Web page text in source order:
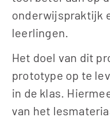
onderwijspraktijk
leerlingen.
Het doel van dit
prototype op te
in de klas.
van het